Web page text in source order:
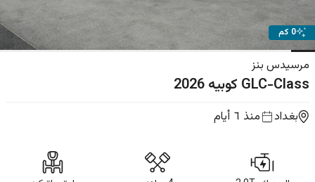
0 كم
مرسيدس بنز
GLC-Class كوبيه 2026
بغداد منذ ٦ أيام